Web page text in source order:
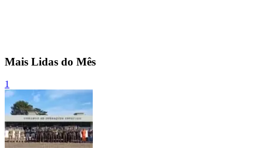
Mais Lidas do Mês
1